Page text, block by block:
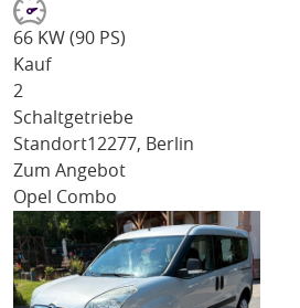
66 KW (90 PS)
Kauf
2
Schaltgetriebe
Standort12277, Berlin
Zum Angebot
Opel Combo